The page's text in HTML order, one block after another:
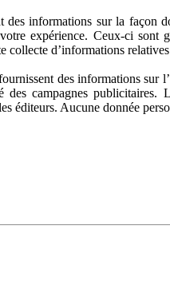
informations sur la façon
expérience. Ceux-ci
collecte d’informations
des informations sur
des campagnes
éditeurs. Aucune donnée